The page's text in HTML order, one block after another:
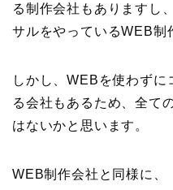
る制作会社もありますし
サルをやっているWEB制
しかし、WEBを使わずに
る会社もあるため、全て
はないかと思います。
WEB制作会社と同様に、